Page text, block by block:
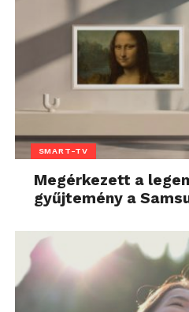
SMART-TV
Megérkezett a
gyűjtemény a